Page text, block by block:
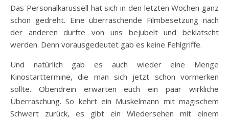
Das Personalkarussell hat sich in den letzten Wochen ganz
schön gedreht. Eine überraschende Filmbesetzung nach
der anderen durfte von uns bejubelt und beklatscht
werden. Denn vorausgedeutet gab es keine Fehlgriffe.
Und natürlich gab es auch wieder eine Menge
Kinostarttermine, die man sich jetzt schon vormerken
sollte. Obendrein erwarten euch ein paar wirkliche
Überraschung. So kehrt ein Muskelmann mit magischem
Schwert zurück, es gibt ein Wiedersehen mit einem